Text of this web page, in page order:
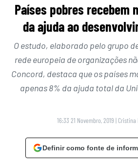
Países pobres recebem
da ajuda ao
O estudo, elaborado pelo grupo
rede europeia de organizações
Concord, destaca que os países
apenas 8% da ajuda total da
16:33 21 Novembro, 2019 | Cristina
Definir como fonte de